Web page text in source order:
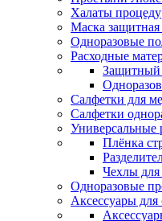
Халаты
Маска защитная
Одноразовые
Расходные
Защитный
Салфетки для
Салфетки
Универсальные
Плёнка
Чехлы для
Одноразовые
Аксессуары для